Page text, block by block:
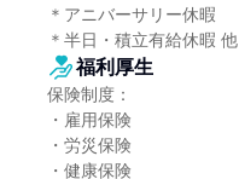
＊アニバーサリー休暇
＊半日・積立有給休暇 他
福利厚生
保険制度：
・雇用保険
・労災保険
・健康保険